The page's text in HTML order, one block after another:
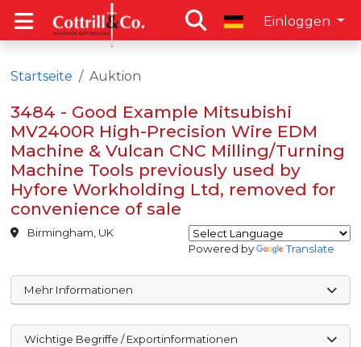
Einloggen
Startseite Auktion
3484 - Good Example Mitsubishi
MV2400R High-Precision Wire EDM
Machine & Vulcan CNC Milling/Turning
Machine Tools previously used by
Hyfore Workholding Ltd, removed for
convenience of sale
Birmingham, UK
Powered by
Translate
Mehr Informationen
Wichtige Begriffe / Exportinformationen